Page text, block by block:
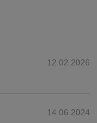
12.02.2026
14.06.2024